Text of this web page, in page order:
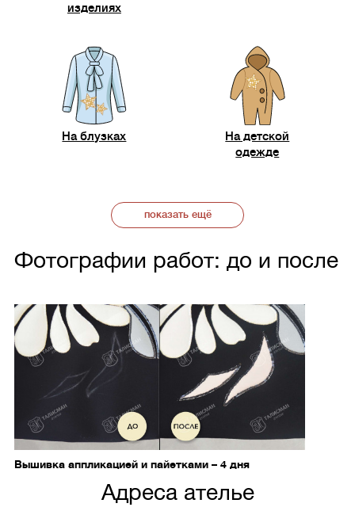
изделиях
На блузках
На детской
одежде
показать ещё
Фотографии работ: до и после
Вышивка аппликацией и пайетками – 4 дня
Адреса ателье